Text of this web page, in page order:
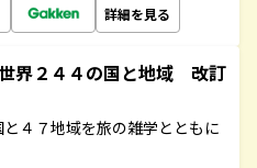
詳細を見る
界２４４の国と地域 改訂
と４７地域を旅の雑学とともに